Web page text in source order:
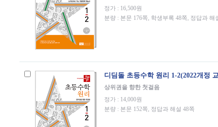
정가 : 16,500원
분량 : 본문 176쪽, 학생부록 48쪽, 정답과 해
디딤돌 초등수학 원리 1-2(2022개정
상위권을 향한 첫걸음
정가 : 14,000원
분량 : 본문 152쪽, 정답과 해설 48쪽